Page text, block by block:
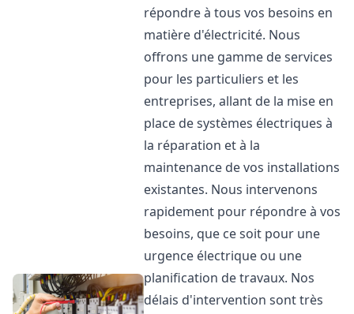
répondre à tous vos besoins en
matière d'électricité. Nous
offrons une gamme de services
pour les particuliers et les
entreprises, allant de la mise en
place de systèmes électriques à
la réparation et à la
maintenance de vos installations
existantes. Nous intervenons
rapidement pour répondre à vos
besoins, que ce soit pour une
urgence électrique ou une
planification de travaux. Nos
délais d'intervention sont très